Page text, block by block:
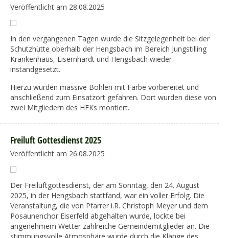
Veröffentlicht am 28.08.2025
In den vergangenen Tagen wurde die Sitzgelegenheit bei der
Schutzhütte oberhalb der Hengsbach im Bereich Jungstilling
Krankenhaus, Eisernhardt und Hengsbach wieder
instandgesetzt.
Hierzu wurden massive Bohlen mit Farbe vorbereitet und
anschließend zum Einsatzort gefahren. Dort wurden diese von
zwei Mitgliedern des HFKs montiert.
Freiluft Gottesdienst 2025
Veröffentlicht am 26.08.2025
Der Freiluftgottesdienst, der am Sonntag, den 24. August
2025, in der Hengsbach stattfand, war ein voller Erfolg. Die
Veranstaltung, die von Pfarrer i.R. Christoph Meyer und dem
Posaunenchor Eiserfeld abgehalten wurde, lockte bei
angenehmem Wetter zahlreiche Gemeindemitglieder an. Die